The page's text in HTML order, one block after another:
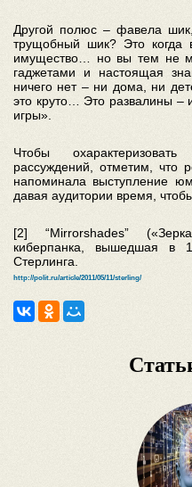
Другой полюс – фавела
трущобный шик? Это когда
имущество… но вы тем не
гаджетами и настоящая
ничего нет – ни дома, ни
это круто… Это развалины –
игры».
Чтобы
рассуждений, отметим, что
напоминала выступление
давая аудитории время,
[2] “Mirrorshades”
киберпанка, вышедшая в
Стерлинга.
http://polit.ru/article/2011/05/11/sterling/